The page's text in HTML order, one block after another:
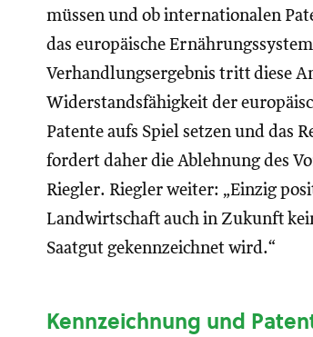
müssen und ob internationalen
das europäische
Verhandlungsergebnis tritt diese
Widerstandsfähigkeit der
Patente aufs Spiel setzen und das
fordert daher die Ablehnung des
Riegler. Riegler weiter: „Einzig
Landwirtschaft auch in Zukunft
Saatgut gekennzeichnet wird.“
Kennzeichnung und